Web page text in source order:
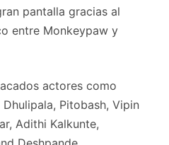
pantalla gracias al
entre Monkeypaw y
actores como
Pitobash, Vipin
Adithi Kalkunte,